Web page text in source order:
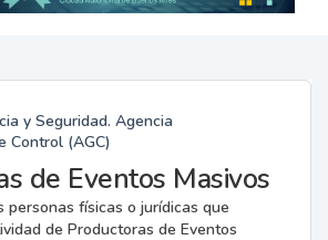
y Seguridad. Agencia
Control (AGC)
de Eventos Masivos
personas físicas o jurídicas que
de Productoras de Eventos